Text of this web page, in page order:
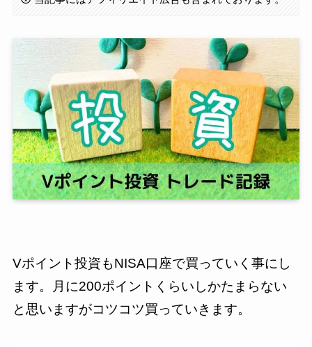
Vポイント投資もNISA口座で買っていく事にし
ます。月に200ポイントくらいしかたまらない
と思いますがコツコツ買っていきます。